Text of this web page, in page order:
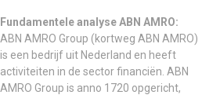
Fundamentele analyse ABN AMRO:
ABN AMRO Group (kortweg ABN AMRO)
is een bedrijf uit Nederland en heeft
activiteiten in de sector financiën. ABN
AMRO Group is anno 1720 opgericht,